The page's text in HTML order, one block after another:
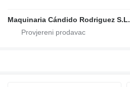
Maquinaria Cándido Rodriguez S.L.